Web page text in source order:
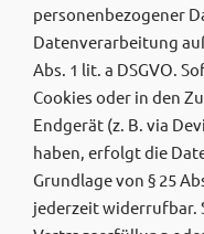
personenbezogener
Datenverarbeitung
Abs. 1 lit. a DSGVO.
Cookies oder in den
Endgerät (z. B. via
haben, erfolgt die
Grundlage von § 25
jederzeit widerrufbar.